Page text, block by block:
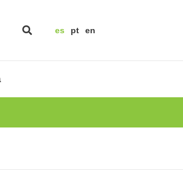
es pt en